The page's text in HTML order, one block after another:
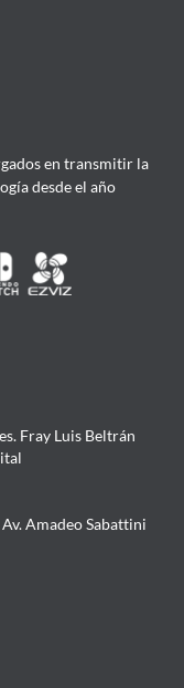
en transmitir la
desde el año
Fray Luis Beltrán
Amadeo Sabattini